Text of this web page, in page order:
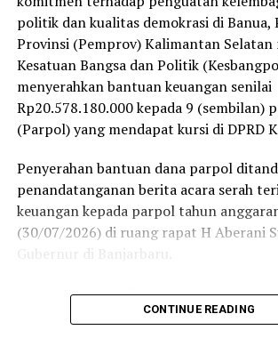
politik dan kualitas demokrasi di Banua,
Provinsi (Pemprov) Kalimantan Selatan
Kesatuan Bangsa dan Politik
menyerahkan bantuan keuangan senilai
Rp20.578.180.000 kepada 9 (sembilan)
(Parpol) yang mendapat kursi di DPRD
Penyerahan bantuan dana parpol
penandatanganan berita acara serah
keuangan kepada parpol tahun
(30/07/2026) di ruang rapat H Aberani
Gubernur di Banjarbaru.
Gubernur Kalsel H Muhidin melalui Staf
Pemerintah Hukum dan Politik, Adi
CONTINUE READING